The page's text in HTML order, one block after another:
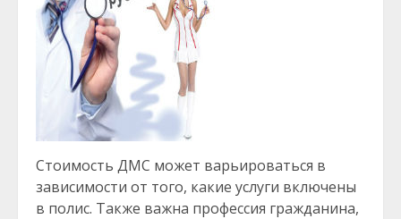
Стоимость ДМС может варьироваться в
зависимости от того, какие услуги включены
в полис. Также важна профессия гражданина,